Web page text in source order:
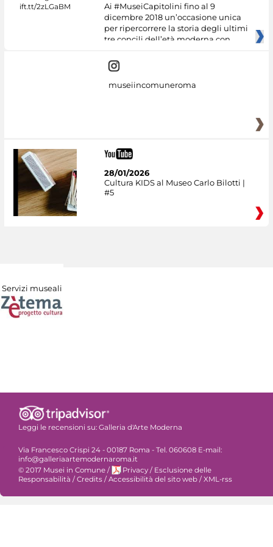
Ai #MuseiCapitolini fino al 9
dicembre 2018 un’occasione unica
per ripercorrere la storia degli ultimi
tre concili dell’età moderna con
museiincomuneroma
28/01/2026
Cultura KIDS al Museo Carlo Bilotti |
#5
Servizi museali
Leggi le recensioni su: Galleria d'Arte Moderna
Via Francesco Crispi 24 - 00187 Roma - Tel. 060608 E-mail:
info@galleriaartemodernaroma.it
© 2017 Musei in Comune / Privacy / Esclusione delle
Responsabilità / Credits / Accessibilità del sito web / XML-rss